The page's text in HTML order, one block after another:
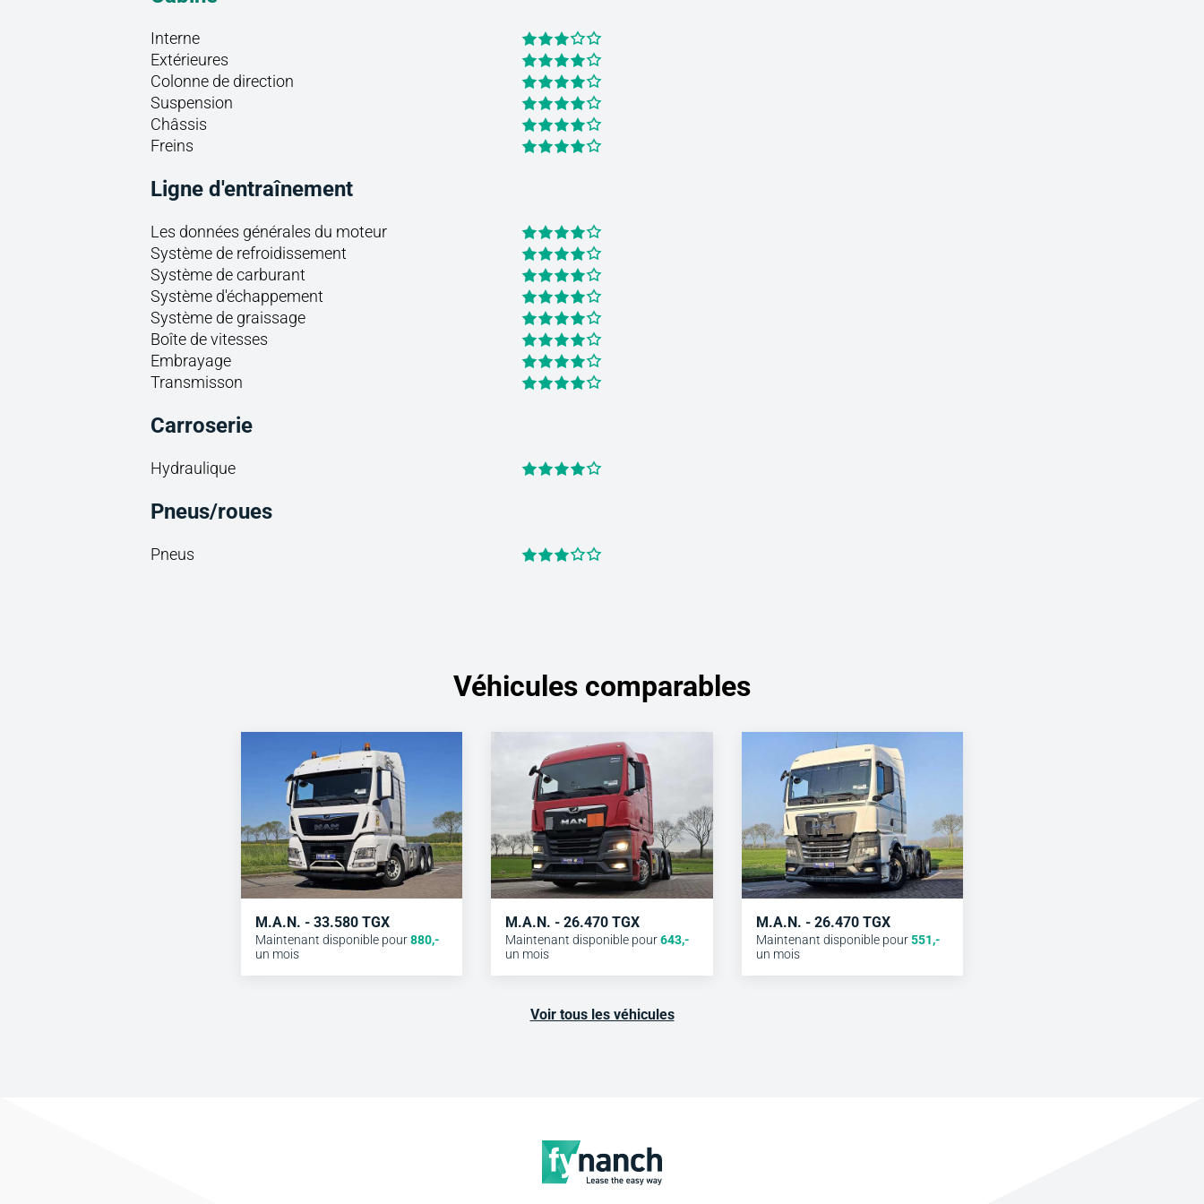
Interne
Extérieures
Colonne de direction
Suspension
Châssis
Freins
Ligne d'entraînement
Les données générales du moteur
Système de refroidissement
Système de carburant
Système d'échappement
Système de graissage
Boîte de vitesses
Embrayage
Transmisson
Carroserie
Hydraulique
Pneus/roues
Pneus
Véhicules comparables
M.A.N. - 33.580 TGX
Maintenant disponible pour 880,-
un mois
M.A.N. - 26.470 TGX
Maintenant disponible pour 643,-
un mois
M.A.N. - 26.470 TGX
Maintenant disponible pour 551,-
un mois
Voir tous les véhicules